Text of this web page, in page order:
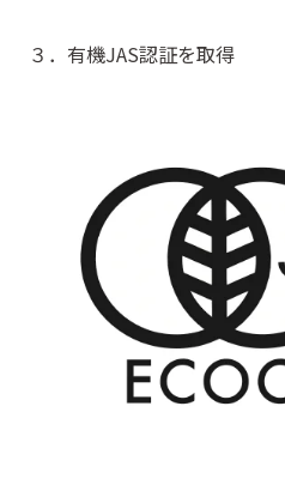
３．有機JAS認証を取得